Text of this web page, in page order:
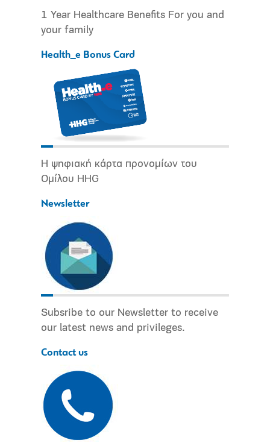
1 Year Healthcare Benefits For you and
your family
Health_e Bonus Card
Η ψηφιακή κάρτα προνομίων του
Ομίλου HHG
Newsletter
Subsribe to our Newsletter to receive
our latest news and privileges.
Contact us